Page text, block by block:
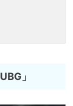
」